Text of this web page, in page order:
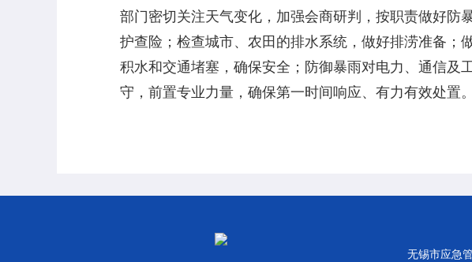
部门密切关注天气变化，加强会商研判，按职责做好防
护查险；检查城市、农田的排水系统，做好排涝准备；
积水和交通堵塞，确保安全；防御暴雨对电力、通信及
守，前置专业力量，确保第一时间响应、有力有效处置。
无锡市应急